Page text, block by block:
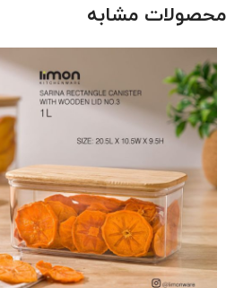
محصولات مشابه